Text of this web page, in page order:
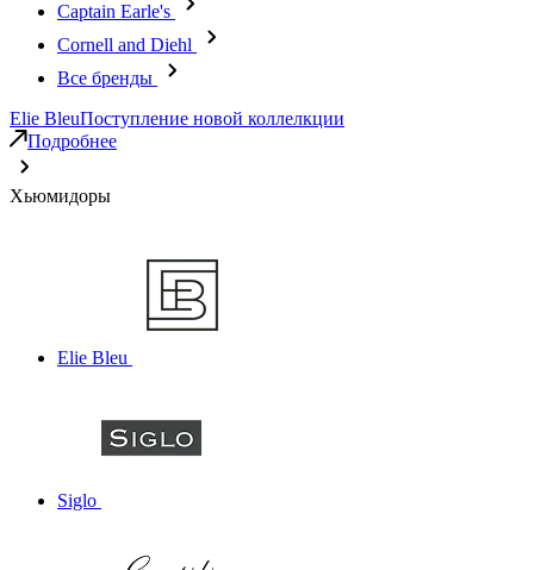
Captain Earle's
Cornell and Diehl
Все бренды
Elie BleuПоступление новой коллелкции
Подробнее
Хьюмидоры
Elie Bleu
Siglo